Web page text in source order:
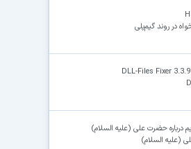
در روند گیم‌پلی
DLL-Files Fixer
درباره حضرت علی (علیه السلام)
(علیه السلام)